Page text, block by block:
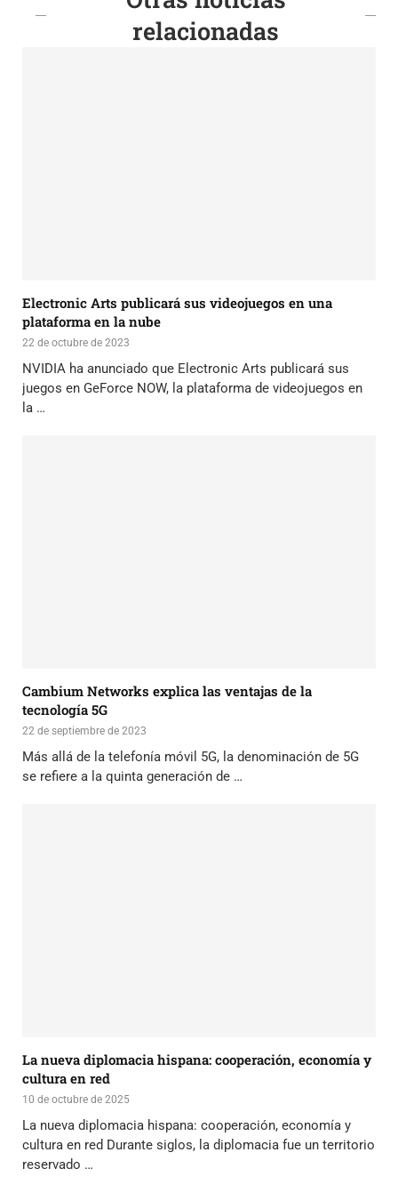
relacionadas
Electronic Arts publicará sus videojuegos en una
plataforma en la nube
22 de octubre de 2023
NVIDIA ha anunciado que Electronic Arts publicará sus
juegos en GeForce NOW, la plataforma de videojuegos en
la …
Cambium Networks explica las ventajas de la
tecnología 5G
22 de septiembre de 2023
Más allá de la telefonía móvil 5G, la denominación de 5G
se refiere a la quinta generación de …
La nueva diplomacia hispana: cooperación, economía y
cultura en red
10 de octubre de 2025
La nueva diplomacia hispana: cooperación, economía y
cultura en red Durante siglos, la diplomacia fue un territorio
reservado …